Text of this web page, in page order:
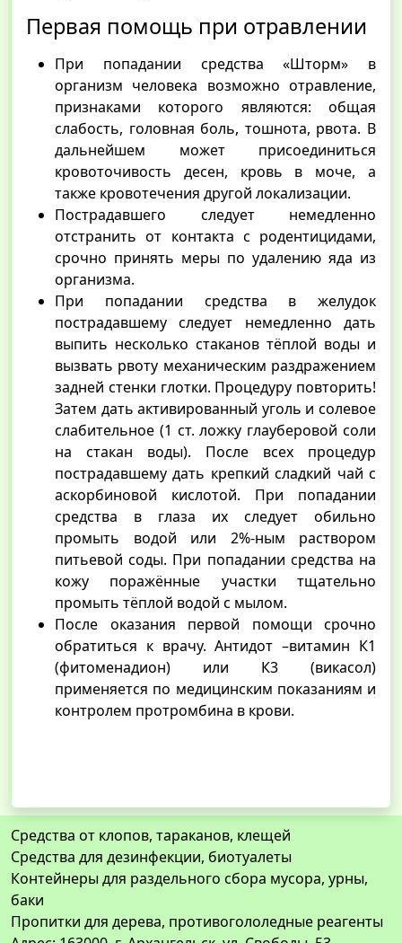
Первая помощь при отравлении
При попадании средства «Шторм» в
организм человека возможно отравление,
признаками которого являются: общая
слабость, головная боль, тошнота, рвота. В
дальнейшем может присоединиться
кровоточивость десен, кровь в моче, а
также кровотечения другой локализации.
Пострадавшего следует немедленно
отстранить от контакта с родентицидами,
срочно принять меры по удалению яда из
организма.
При попадании средства в желудок
пострадавшему следует немедленно дать
выпить несколько стаканов тёплой воды и
вызвать рвоту механическим раздражением
задней стенки глотки. Процедуру повторить!
Затем дать активированный уголь и солевое
слабительное (1 ст. ложку глауберовой соли
на стакан воды). После всех процедур
пострадавшему дать крепкий сладкий чай с
аскорбиновой кислотой. При попадании
средства в глаза их следует обильно
промыть водой или 2%-ным раствором
питьевой соды. При попадании средства на
кожу поражённые участки тщательно
промыть тёплой водой с мылом.
После оказания первой помощи срочно
обратиться к врачу. Антидот –витамин К1
(фитоменадион) или К3 (викасол)
применяется по медицинским показаниям и
контролем протромбина в крови.
Средства от клопов, тараканов, клещей
Средства для дезинфекции, биотуалеты
Контейнеры для раздельного сбора мусора, урны,
баки
Пропитки для дерева, противогололедные реагенты